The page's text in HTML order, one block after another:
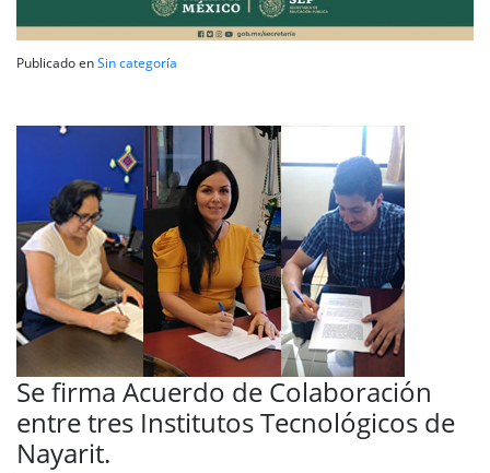
Publicado enSin categoría
Se firma Acuerdo de Colaboración
entre tres Institutos Tecnológicos de
Nayarit.